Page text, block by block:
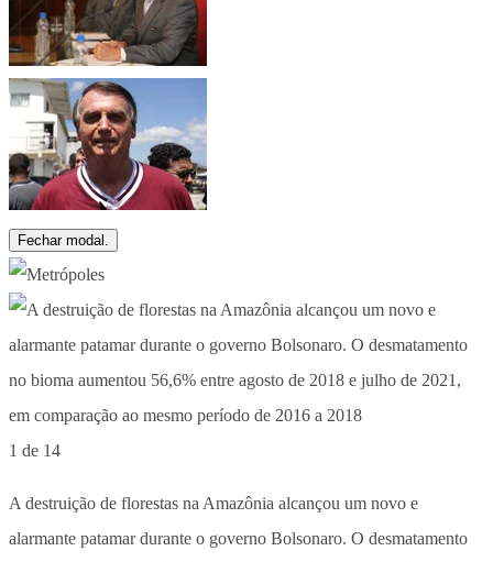
Fechar modal.
1 de 14
A destruição de florestas na Amazônia alcançou um novo e
alarmante patamar durante o governo Bolsonaro. O desmatamento